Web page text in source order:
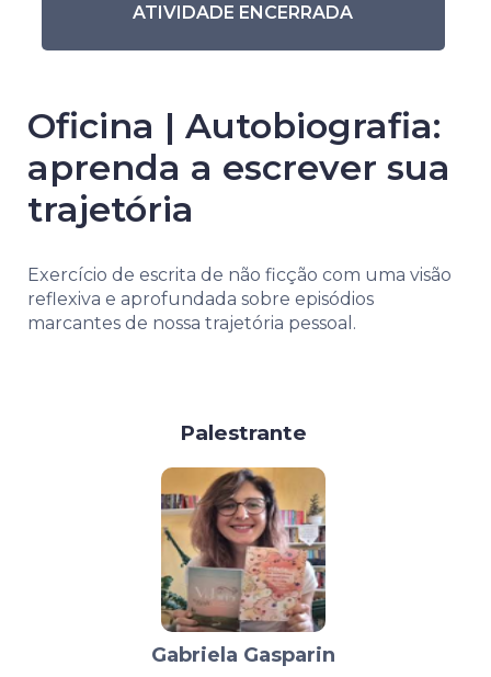
ATIVIDADE ENCERRADA
Oficina | Autobiografia:
aprenda a escrever sua
trajetória
Exercício de escrita de não ficção com uma visão
reflexiva e aprofundada sobre episódios
marcantes de nossa trajetória pessoal.
Palestrante
Gabriela Gasparin